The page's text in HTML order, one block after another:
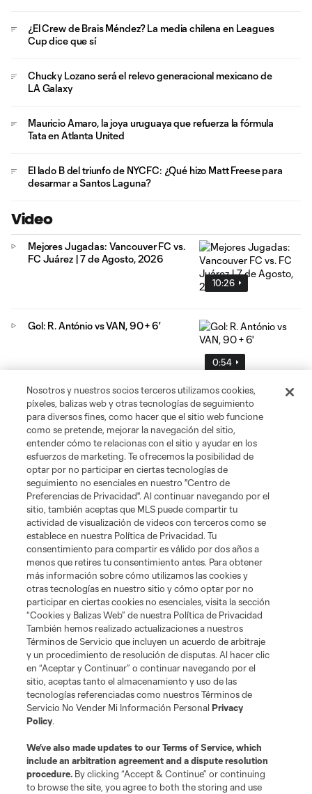
¿El Crew de Brais Méndez? La media chilena en Leagues
Cup dice que sí
Chucky Lozano será el relevo generacional mexicano de
LA Galaxy
Mauricio Amaro, la joya uruguaya que refuerza la fórmula
Tata en Atlanta United
El lado B del triunfo de NYCFC: ¿Qué hizo Matt Freese para
desarmar a Santos Laguna?
Video
10:26
Mejores Jugadas: Vancouver FC vs.
FC Juárez | 7 de Agosto, 2026
0:54
Gol: R. António vs VAN, 90 + 6'
1:07
Gol: Ó. Estupiñán vs. VAN, 74'
10:28
Mejores Jugadas: Club Tigres vs.
Minnesota United | 7 de Agosto,
2026
Acerca de MLS
Social
Tienda
Club Sites
Nosotros y nuestros socios terceros utilizamos cookies,
píxeles, balizas web y otras tecnologías de seguimiento
para diversos fines, como hacer que el sitio web funcione
como se pretende, mejorar la navegación del sitio,
entender cómo te relacionas con el sitio y ayudar en los
esfuerzos de marketing. Te ofrecemos la posibilidad de
optar por no participar en ciertas tecnologías de
seguimiento no esenciales en nuestro "Centro de
Preferencias de Privacidad". Al continuar navegando por el
sitio, también aceptas que MLS puede compartir tu
actividad de visualización de videos con terceros como se
establece en nuestra Política de Privacidad. Tu
consentimiento para compartir es válido por dos años a
menos que retires tu consentimiento antes. Para obtener
más información sobre cómo utilizamos las cookies y
otras tecnologías en nuestro sitio y cómo optar por no
participar en ciertas cookies no esenciales, visita la sección
“Cookies y Balizas Web” de nuestra Política de Privacidad
También hemos realizado actualizaciones a nuestros
Términos de Servicio que incluyen un acuerdo de arbitraje
y un procedimiento de resolución de disputas. Al hacer clic
en “Aceptar y Continuar” o continuar navegando por el
sitio, aceptas tanto el almacenamiento y uso de las
tecnologías referenciadas como nuestros Términos de
Servicio No Vender Mi Información PersonalPrivacy
Policy.
We’ve also made updates to ourTerms of Service, which
include an arbitration agreement and a dispute resolution
procedure. By clicking “Accept & Continue” or continuing
to browse the site, you agree to both the storing and use